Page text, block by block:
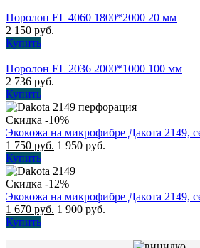
Поролон EL 4060 1800*2000 20 мм
2 150 руб.
Купить
Поролон EL 2036 2000*1000 100 мм
2 736 руб.
Купить
Скидка -10%
Экокожа на микрофибре Дакота 2149,
1 750 руб. 1 950руб.
Купить
Скидка -12%
Экокожа на микрофибре Дакота 2149,
1 670 руб. 1 900руб.
Купить